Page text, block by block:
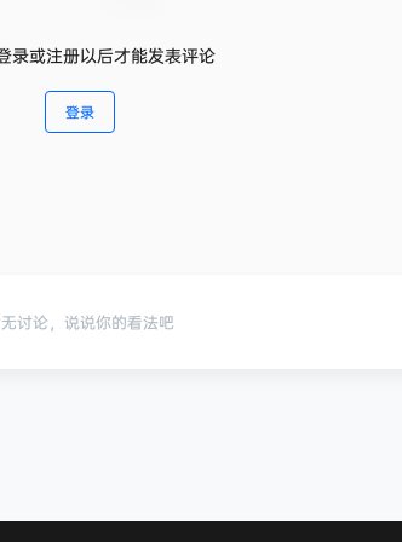
录或注册以后才能发表评论
登录
讨论，说说你的看法吧